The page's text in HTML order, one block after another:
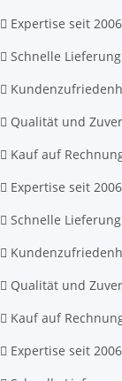
Expertise seit 2006
Schnelle Lieferung
Qualität und
Kauf auf
Expertise seit 2006
Schnelle Lieferung
Qualität und
Kauf auf
Expertise seit 2006